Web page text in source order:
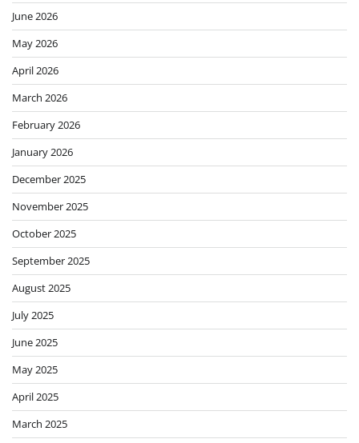
June 2026
May 2026
April 2026
March 2026
February 2026
January 2026
December 2025
November 2025
October 2025
September 2025
August 2025
July 2025
June 2025
May 2025
April 2025
March 2025